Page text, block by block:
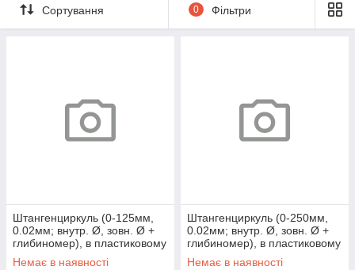
Сортування 0 Фільтри
Штангенциркуль (0-125мм,
0.02мм; внутр. Ø, зовн. Ø +
глибиномер), в пластиковому
футлярі
Немає в наявності
Штангенциркуль (0-250мм,
0.02мм; внутр. Ø, зовн. Ø +
глибиномер), в пластиковому
футлярі
Немає в наявності